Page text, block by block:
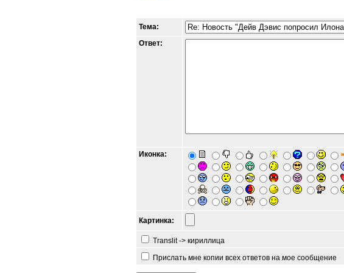
Тема:
Ответ:
Иконка:
Картинка:
Translit -> кириллица
Прислать мне копии всех ответов на мое сообщение